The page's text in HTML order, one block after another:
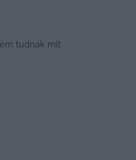
tudnak mit